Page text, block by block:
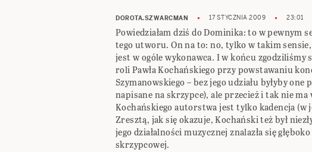
DOROTA.SZWARCMAN 17 STYCZNIA 2009 23:01
Powiedziałam dziś do Dominika: to w pewnym
tego utworu. On na to: no, tylko w takim
jest w ogóle wykonawca. I w końcu zgodziliśmy
roli Pawła Kochańskiego przy powstawaniu
Szymanowskiego – bez jego udziału byłyby
napisane na skrzypce), ale przecież i tak nie
Kochańskiego autorstwa jest tylko kadencja (w
Zresztą, jak się okazuje, Kochański też był
jego działalności muzycznej znalazła się
skrzypcowej.